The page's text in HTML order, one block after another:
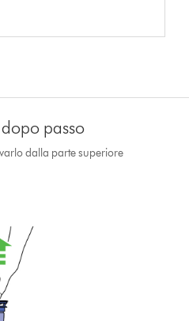
passo
dalla parte superiore